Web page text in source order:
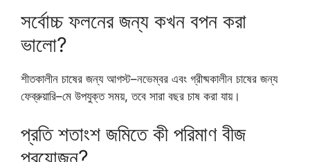
সর্বোচ্চ ফলনের জন্য কখন বপন করা
ভালো?
শীতকালীন চাষের জন্য আগস্ট–নভেম্বর এবং গ্রীষ্মকালীন চাষের জন্য
ফেব্রুয়ারি–মে উপযুক্ত সময়, তবে সারা বছর চাষ করা যায়।
প্রতি শতাংশ জমিতে কী পরিমাণ বীজ